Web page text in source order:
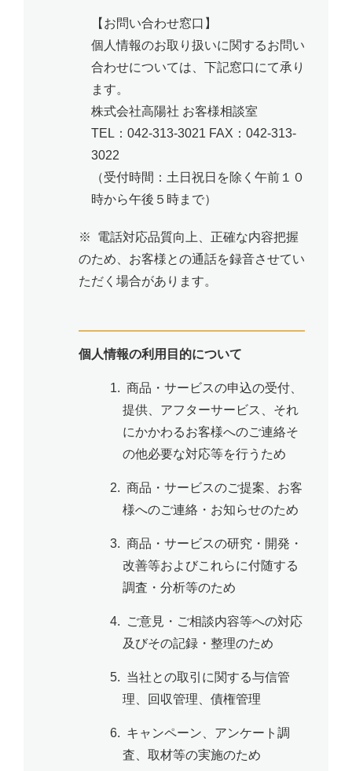
【お問い合わせ窓口】
個人情報のお取り扱いに関するお問い
合わせについては、下記窓口にて承り
ます。
株式会社高陽社 お客様相談室
TEL：042-313-3021 FAX：042-313-
3022
（受付時間：土日祝日を除く午前１０
時から午後５時まで）
※ 電話対応品質向上、正確な内容把握
のため、お客様との通話を録音させてい
ただく場合があります。
個人情報の利用目的について
1. 商品・サービスの申込の受付、
提供、アフターサービス、それ
にかかわるお客様へのご連絡そ
の他必要な対応等を行うため
2. 商品・サービスのご提案、お客
様へのご連絡・お知らせのため
3. 商品・サービスの研究・開発・
改善等およびこれらに付随する
調査・分析等のため
4. ご意見・ご相談内容等への対応
及びその記録・整理のため
5. 当社との取引に関する与信管
理、回収管理、債権管理
6. キャンペーン、アンケート調
査、取材等の実施のため